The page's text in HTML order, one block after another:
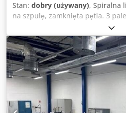
Stan: dobry (używany), Spiralna
na szpulę, zamknięta pętla. 3
nowych, nieużywanych linek + 12
rozwiniętych. Rozstaw zwojów:
wyłącznie w pełnych sztukach.